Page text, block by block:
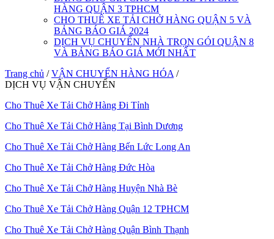
HÀNG QUẬN 3 TPHCM
CHO THUÊ XE TẢI CHỞ HÀNG QUẬN 5 VÀ
BẢNG BÁO GIÁ 2024
DỊCH VỤ CHUYỂN NHÀ TRỌN GÓI QUẬN 8
VÀ BẢNG BÁO GIÁ MỚI NHẤT
Trang chủ / VẬN CHUYỂN HÀNG HÓA /
DỊCH VỤ VẬN CHUYỂN
Cho Thuê Xe Tải Chở Hàng Đi Tỉnh
Cho Thuê Xe Tải Chở Hàng Tại Bình Dương
Cho Thuê Xe Tải Chở Hàng Bến Lức Long An
Cho Thuê Xe Tải Chở Hàng Đức Hòa
Cho Thuê Xe Tải Chở Hàng Huyện Nhà Bè
Cho Thuê Xe Tải Chở Hàng Quận 12 TPHCM
Cho Thuê Xe Tải Chở Hàng Quận Bình Thạnh